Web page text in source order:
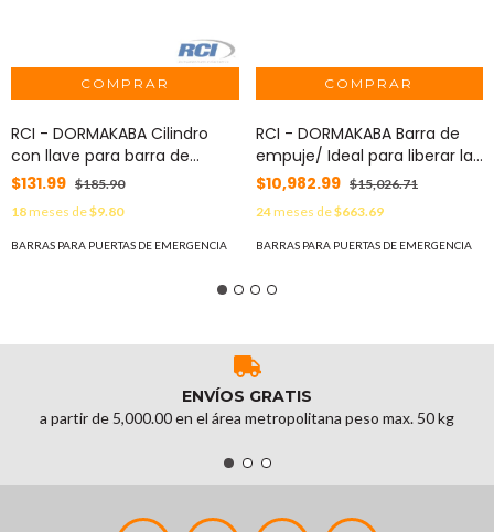
RCI - DORMAKABA Cilindro
con llave para barra de
emergencía 1210 MOD:
$131.99 $185.90
18meses de$9.80
BARRAS PARA PUERTAS DE EMERGENCIA
RCI - DORMAKABA Barra de
empuje/ Ideal para liberar la
Cerradura
CERROJO / Resistente al
Fuego 3 Horas/ 3 Años
$10,982.99 $15,026.71
24meses de$663.69
BARRAS PARA PUERTAS DE EMERGENCIA
ENVÍOS GRATIS
a partir de 5,000.00 en el área metropolitana peso max. 50 kg